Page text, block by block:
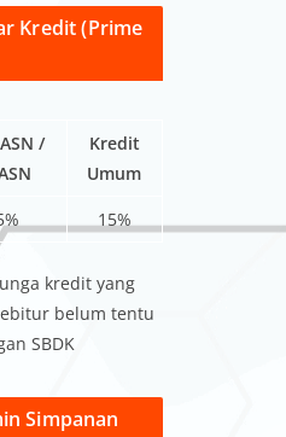
Kredit (Prime
/
Kredit
Umum
15%
kredit yang
belum tentu
SBDK
Simpanan